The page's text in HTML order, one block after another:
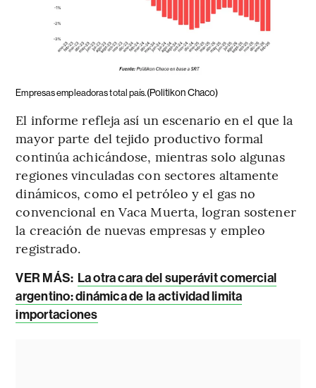
Empresas empleadoras total país.(Politikon Chaco)
El informe refleja así un escenario en el que la
mayor parte del tejido productivo formal
continúa achicándose, mientras solo algunas
regiones vinculadas con sectores altamente
dinámicos, como el petróleo y el gas no
convencional en Vaca Muerta, logran sostener
la creación de nuevas empresas y empleo
registrado.
VER MÁS: La otra cara del superávit comercial
argentino: dinámica de la actividad limita
importaciones